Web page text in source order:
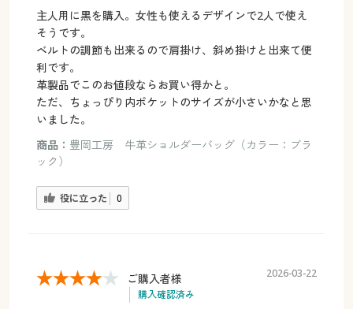
主人用に黒を購入。女性も使えるデザインで2人で使え
そうです。
ベルトの調節も出来るので肩掛け、斜め掛けと出来て便
利です。
革製品でこのお値段ならお買い得かと。
ただ、ちょっぴり内ポケットのサイズが小さいかなと思
いました。
商品： 豊岡工房 牛革ショルダーバッグ（カラー：ブラ
ック）
役に立った 0
ご購入者様
購入確認済み
2026-03-22